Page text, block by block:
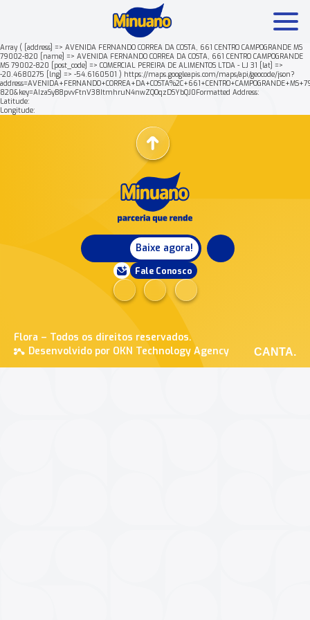
Array ( [address] => AVENIDA FERNANDO CORREA DA COSTA, 661 CENTRO CAMPOGRANDE MS
79002-820 [name] => AVENIDA FERNANDO CORREA DA COSTA, 661 CENTRO CAMPOGRANDE
MS 79002-820 [post_code] => COMERCIAL PEREIRA DE ALIMENTOS LTDA - LJ 31 [lat] =>
-20.4680275 [lng] => -54.6160501 ) https://maps.googleapis.com/maps/api/geocode/json?
820&key=AIzaSyB8pvvFtnV38ItmhruN4nwZQOqzDSYbQJ0Formatted Address:
Latitude:
Longitude:
Baixe agora!
Fale Conosco
Flora – Todos os direitos reservados.
Desenvolvido por OKN Technology Agency
CANTA.
Mais buscados: Produtos Minuano Rende +
Nossa história